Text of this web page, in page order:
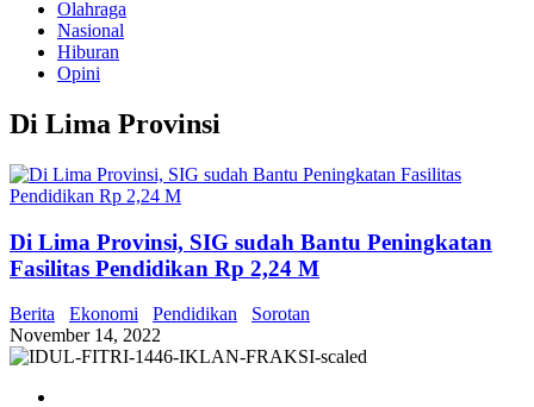
Olahraga
Nasional
Hiburan
Opini
Di Lima Provinsi
Di Lima Provinsi, SIG sudah Bantu Peningkatan
Fasilitas Pendidikan Rp 2,24 M
Berita Ekonomi Pendidikan
Sorotan
November 14, 2022